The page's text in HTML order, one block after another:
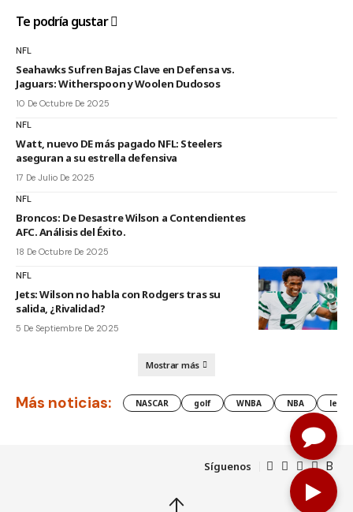
Te podría gustar
NFL
Seahawks Sufren Bajas Clave en Defensa vs.
Jaguars: Witherspoon y Woolen Dudosos
10 De Octubre De 2025
NFL
Watt, nuevo DE más pagado NFL: Steelers
aseguran a su estrella defensiva
17 De Julio De 2025
NFL
Broncos: De Desastre Wilson a Contendientes
AFC. Análisis del Éxito.
18 De Octubre De 2025
NFL
Jets: Wilson no habla con Rodgers tras su
salida, ¿Rivalidad?
5 De Septiembre De 2025
Mostrar más
Más noticias: NASCAR golf WNBA NBA
Síguenos
↑